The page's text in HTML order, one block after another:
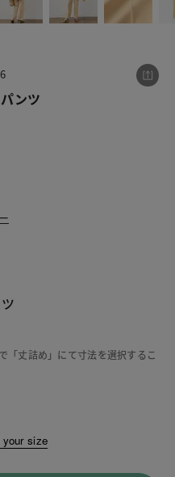
ンツ
「丈詰め」にて寸法を選択するこ
your size